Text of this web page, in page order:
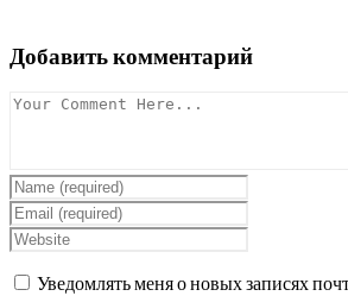
Добавить комментарий
Уведомлять меня о новых записях